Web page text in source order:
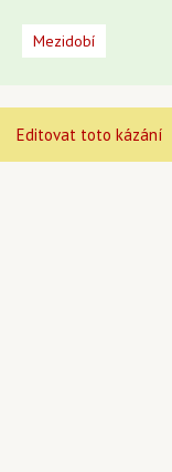
Mezidobí
Editovat toto kázání